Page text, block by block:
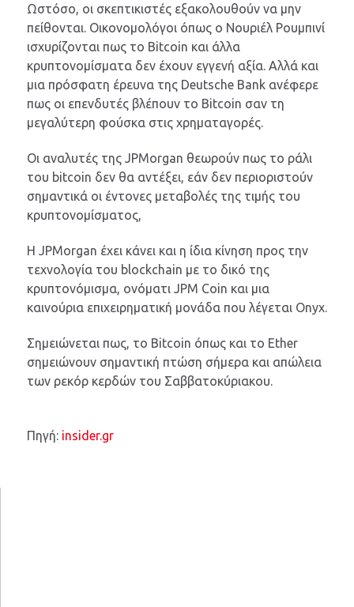
Ωστόσο, οι σκεπτικιστές εξακολουθούν να μην
πείθονται. Οικονομολόγοι όπως ο Νουριέλ Ρουμπινί
ισχυρίζονται πως το Bitcoin και άλλα
κρυπτονομίσματα δεν έχουν εγγενή αξία. Αλλά και
μια πρόσφατη έρευνα της Deutsche Bank ανέφερε
πως οι επενδυτές βλέπουν το Bitcoin σαν τη
μεγαλύτερη φούσκα στις χρηματαγορές.
Οι αναλυτές της JPMorgan θεωρούν πως το ράλι
του bitcoin δεν θα αντέξει, εάν δεν περιοριστούν
σημαντικά οι έντονες μεταβολές της τιμής του
κρυπτονομίσματος,
Η JPMorgan έχει κάνει και η ίδια κίνηση προς την
τεχνολογία του blockchain με το δικό της
κρυπτονόμισμα, ονόματι JPM Coin και μια
καινούρια επιχειρηματική μονάδα που λέγεται Onyx.
Σημειώνεται πως, το Bitcoin όπως και το Ether
σημειώνουν σημαντική πτώση σήμερα και απώλεια
των ρεκόρ κερδών του Σαββατοκύριακου.
Πηγή: insider.gr